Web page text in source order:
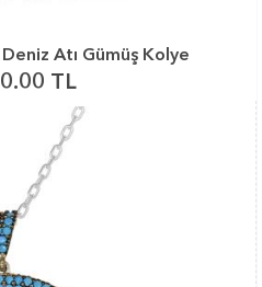
Atı Gümüş Kolye
TL